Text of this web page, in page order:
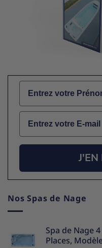
Name
Email
J'EN
Nos Spas de Nage
Spa de Nage
Places,